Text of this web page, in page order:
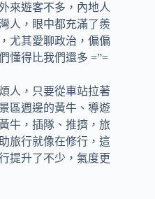
來遊客不多，內地人
人，眼中都充滿了羨
尤其愛聊政治，偏偏
懂得比我們還多 =”=
人，只要從車站拉著
景區週邊的黃牛、導遊
牛，插隊、推擠，旅
旅行就像在修行，這
提升了不少，氣度更